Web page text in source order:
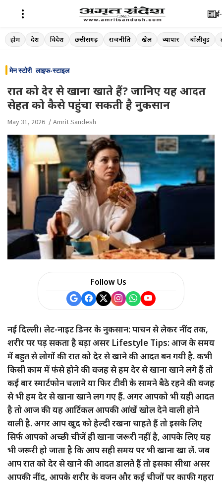
Skip
to
होम देश विदेश छत्तीसगढ़ राजनीति खेल व्यापार बॉलीवुड
मेन स्टोरी लाइफ-स्टाइल
रात को देर से खाना खाते हैं? जानिए यह आदत
सेहत को कैसे पहुंचा सकती है नुकसान
May 31, 2026 Amrit Sandesh
Follow Us
नई दिल्ली। लेट-नाइट डिनर के नुकसान: पाचन से लेकर नींद तक,
शरीर पर पड़ सकता है बड़ा असर Lifestyle Tips: आज के समय
में बहुत से लोगों की रात को देर से खाने की आदत बन गयी है. कभी
किसी काम में फंसे होने की वजह से हम देर से खाना खाने लगे हैं तो
कई बार स्मार्टफोन चलाने या फिर टीवी के सामने बैठे रहने की वजह
से भी हम देर से खाना खाने लग गए हैं. अगर आपको भी यही आदत
है तो आज की यह आर्टिकल आपकी आंखें खोल देने वाली होने
वाली है. अगर आप खुद को हेल्दी रखना चाहते हैं तो इसके लिए
सिर्फ आपको अच्छी चीजें ही खाना जरूरी नहीं है, आपके लिए यह
भी जरूरी हो जाता है कि आप सही समय पर भी खाना खा लें. जब
आप रात को देर से खाने की आदत डालते हैं तो इसका सीधा असर
आपकी नींद, आपके शरीर के वजन और कई चीजों पर काफी गहरा